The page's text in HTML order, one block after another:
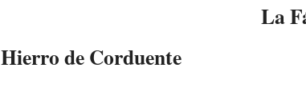
La
Hierro de Corduente